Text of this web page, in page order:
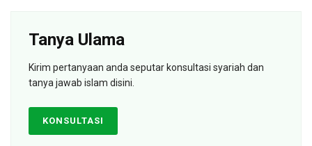
Tanya Ulama
Kirim pertanyaan anda seputar konsultasi syariah dan
tanya jawab islam disini.
KONSULTASI